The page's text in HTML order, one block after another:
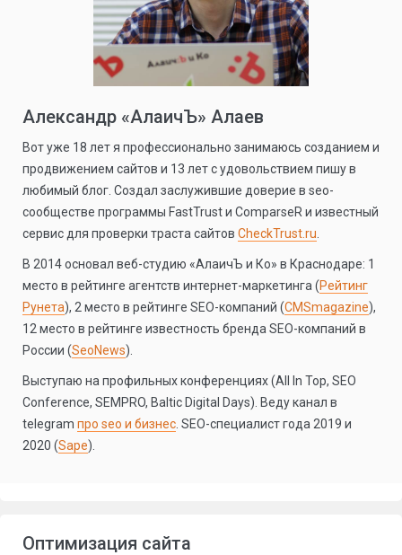
Александр «АлаичЪ» Алаев
Вот уже 18 лет я профессионально занимаюсь созданием и
продвижением сайтов и 13 лет с удовольствием пишу в
любимый блог. Создал заслужившие доверие в seo-
сообществе программы FastTrust и ComparseR и известный
сервис для проверки траста сайтов CheckTrust.ru
В 2014 основал веб-студию «АлаичЪ и Ко» в Краснодаре: 1
место в рейтинге агентств интернет-маркетинга (Рейтинг
Рунета), 2 место в рейтинге SEO-компаний (CMSmagazine),
12 место в рейтинге известность бренда SEO-компаний в
России (SeoNews).
Выступаю на профильных конференциях (All In Top, SEO
Conference, SEMPRO, Baltic Digital Days). Веду канал в
telegram про seo и бизнес . SEO-специалист года 2019 и
2020 (Sape).
Оптимизация сайта